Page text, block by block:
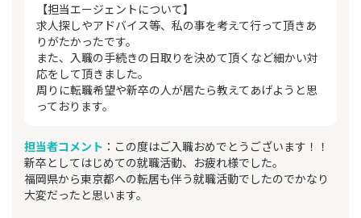
【担当エージェントについて】
求人探しやアドバイス等、私の事を考えて行って頂きあ
りがたかったです。
また、入職の手続きの日取りを決めて頂くなど細かい対
応をして頂きました。
周りに転職希望や新卒の人が居たら教えてあげようと思
っております。
担当者コメント ：この度はご入職おめでとうございます！！
新卒としてはじめての就職活動、お疲れ様でした。
福岡県から東京都への転居も伴う就職活動でしたのでかなり
大変だったと思います。